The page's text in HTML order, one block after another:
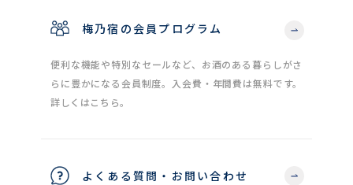
梅乃宿の会員プログラム
便利な機能や特別なセールなど、お酒のある暮らしがさ
らに豊かになる会員制度。入会費・年間費は無料です。
詳しくはこちら。
よくある質問・お問い合わせ